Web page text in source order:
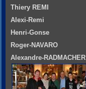
Thiery REMI
Alexi-Remi
Henri-Gonse
Roger-NAVARO
Alexandre-RADMACHER